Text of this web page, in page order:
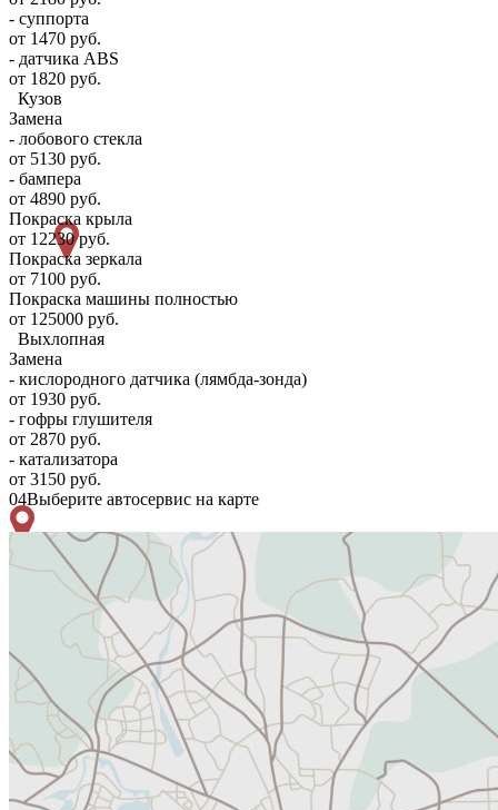
- суппорта
от 1470 руб.
- датчика ABS
от 1820 руб.
Кузов
Замена
- лобового стекла
от 5130 руб.
- бампера
от 4890 руб.
Покраска крыла
от 12230 руб.
Покраска зеркала
от 7100 руб.
Покраска машины полностью
от 125000 руб.
Выхлопная
Замена
- кислородного датчика (лямбда-зонда)
от 1930 руб.
- гофры глушителя
от 2870 руб.
- катализатора
от 3150 руб.
04Выберите автосервис на карте